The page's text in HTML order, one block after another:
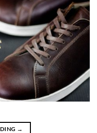
→